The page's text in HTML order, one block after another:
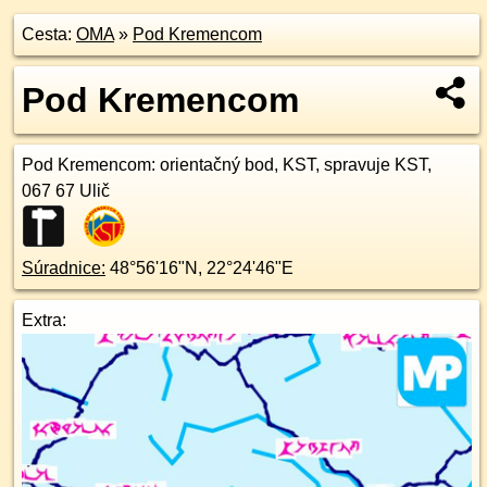
Cesta: OMA» Pod Kremencom
Pod Kremencom
Pod Kremencom: orientačný bod, KST, spravuje KST,
067 67 Ulič
Súradnice: 48°56'16"N , 22°24'46"E
Extra: